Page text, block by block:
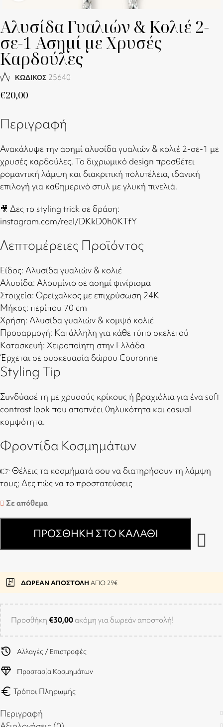
Αλυσίδα Γυαλιών & Κολιέ 2-
σε-1 Ασημί με Χρυσές
Καρδούλες
ΚΩΔΙΚΟΣ 25640
€20,00
Περιγραφή
Ανακάλυψε την ασημί αλυσίδα γυαλιών & κολιέ 2-σε-1 με
χρυσές καρδούλες. Το διχρωμικό design προσθέτει
ρομαντική λάμψη και διακριτική πολυτέλεια, ιδανική
επιλογή για καθημερινό στυλ με γλυκή πινελιά.
🎥 Δες το styling trick σε δράση:
instagram.com/reel/DKkD0h0KTfY
Λεπτομέρειες Προϊόντος
Είδος: Αλυσίδα γυαλιών & κολιέ
Αλυσίδα: Αλουμίνιο σε ασημί φινίρισμα
Στοιχεία: Ορείχαλκος με επιχρύσωση 24Κ
Μήκος: περίπου 70 cm
Χρήση: Αλυσίδα γυαλιών & κομψό κολιέ
Προσαρμογή: Κατάλληλη για κάθε τύπο σκελετού
Κατασκευή: Χειροποίητη στην Ελλάδα
Έρχεται σε συσκευασία δώρου Couronne
Styling Tip
Συνδύασέ τη με χρυσούς κρίκους ή βραχιόλια για ένα soft
contrast look που αποπνέει θηλυκότητα και casual
κομψότητα.
Φροντίδα Κοσμημάτων
👉 Θέλεις τα κοσμήματά σου να διατηρήσουν τη λάμψη
τους; Δες πώς να το προστατεύσεις
Σε απόθεμα
ΠΡΟΣΘΉΚΗ ΣΤΟ ΚΑΛΆΘΙ
package ΔΩΡΕΑΝ ΑΠΟΣΤΟΛΗ ΑΠΟ 29€
Προσθήκη €30,00 ακόμη για δωρεάν αποστολή!
history Αλλαγές / Επιστροφές
diamond Προστασία Κοσμημάτων
euro Τρόποι Πληρωμής
Περιγραφή